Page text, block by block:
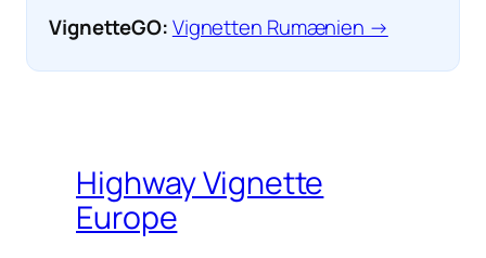
VignetteGO:Vignetten Rumænien →
Highway Vignette
Europe